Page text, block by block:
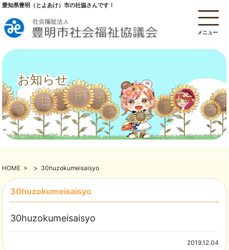
メニュー
愛知県豊明（とよあけ）市の社協さんです！
お知らせ
HOME > > 30huzokumeisaisyo
30huzokumeisaisyo
30huzokumeisaisyo
2019.12.04